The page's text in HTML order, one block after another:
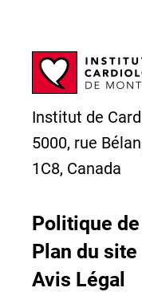
Institut de
5000, rue
1C8, Canada
Politique
Plan du site
Avis Légal